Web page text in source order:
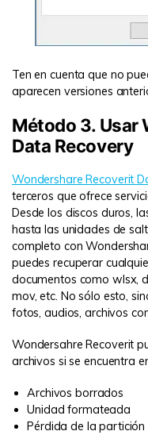
Ten en cuenta que no
aparecen versiones
Método 3. Usar
Data Recovery
Wondershare Recoverit
terceros que ofrece
Desde los discos duros,
hasta las unidades de
completo con
puedes recuperar
documentos como wlsx,
mov, etc. No sólo esto,
fotos, audios, archivos
Wondersahre Recoverit
archivos si se encuentra
Archivos borrados
Unidad formateada
Pérdida de la partición